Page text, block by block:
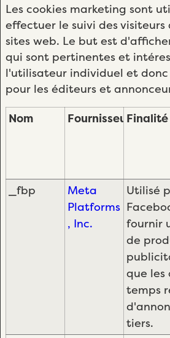
Les cookies marketing sont
effectuer le suivi des visiteurs
sites web. Le but est
qui sont pertinentes et
l'utilisateur individuel et donc
pour les éditeurs et
Nom
FournisseurFinalité
_fbp
Meta
Platforms
, Inc.
Utilisé
fournir
de
que les
temps
tiers.